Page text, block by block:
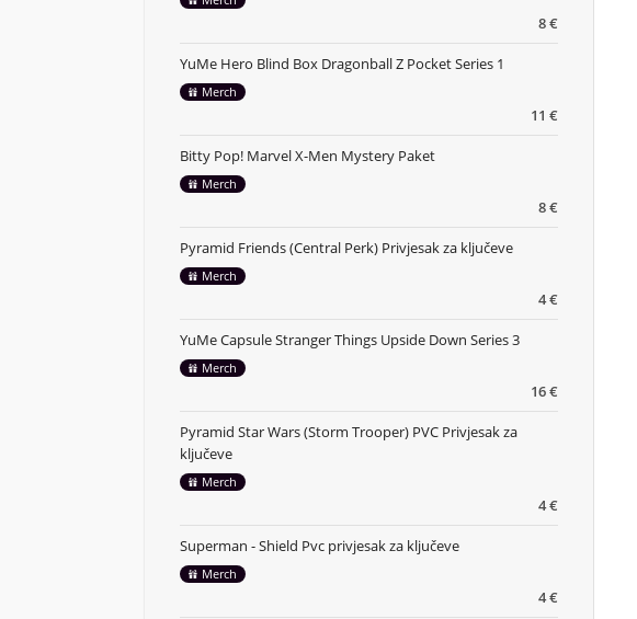
8 €
11 €
YuMe Hero Blind Box Dragonball Z Pocket Series 1
Merch
8 €
Bitty Pop! Marvel X-Men Mystery Paket
Merch
4 €
Pyramid Friends (Central Perk) Privjesak za ključeve
Merch
16 €
YuMe Capsule Stranger Things Upside Down Series 3
Merch
4 €
Pyramid Star Wars (Storm Trooper) PVC Privjesak za
ključeve
Merch
4 €
Superman - Shield Pvc privjesak za ključeve
Merch